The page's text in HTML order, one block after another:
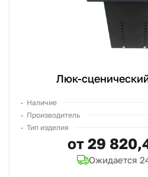
Люк-
Наличие
Производитель
Тип изделия
от 29
Ожидается